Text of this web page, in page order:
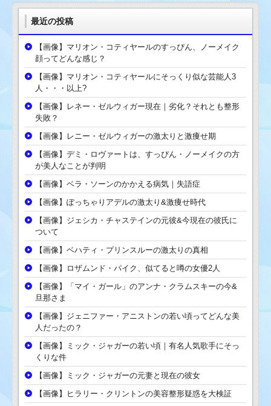
最近の投稿
【画像】マリオン・コティヤールのすっぴん、ノーメイク
顔ってどんな感じ？
【画像】マリオン・コティヤールにそっくり似な芸能人3
人・・・以上?
【画像】レネー・ゼルウィガー現在｜劣化？それとも整形
失敗？
【画像】レニー・ゼルウィガーの激太りと激痩せ期
【画像】デミ・ロヴァートは、すっぴん・ノーメイクの方
が美人なことが判明
【画像】ベラ・ソーンのかかえる病気｜失語症
【画像】ぽっちゃりアデルの激太り&激痩せ時代
【画像】ジェシカ・チャステインの元彼&今現在の彼氏に
ついて
【画像】ベハティ・プリンスルーの激太りの真相
【画像】ロザムンド・パイク、似てると噂の女優2人
【画像】「マイ・ガール」のアンナ・クラムスキーの今&
旦那さま
【画像】ジェニファー・アニストンの若い頃ってどんな美
人だったの？
【画像】ミック・ジャガーの若い頃｜有名人気歌手にそっ
くりな件
【画像】ミック・ジャガーの元妻と現在の彼女
【画像】ヒラリー・クリントンの美容整形疑惑を大検証